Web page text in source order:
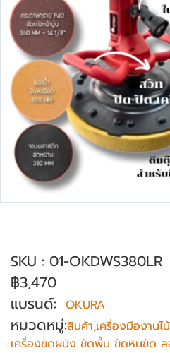
SKU : 01-OKDWS380LR
฿3,470
แบรนด์: OKURA
หมวดหมู่:สินค้า,เครื่องมืองานไม้
เครื่องขัดผนัง ขัดพื้น ขัดหินขัด